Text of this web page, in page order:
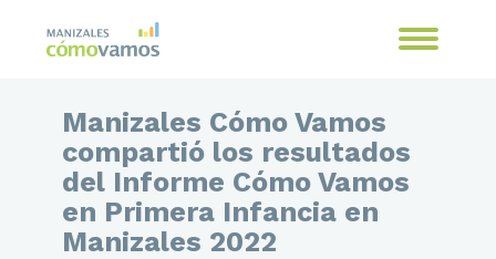
Manizales Cómo Vamos
compartió los resultados
del Informe Cómo Vamos
en Primera Infancia en
Manizales 2022